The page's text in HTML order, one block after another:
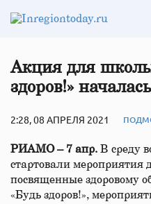
Акция для
здоров!»
2:28, 08 АПРЕЛЯ 2021
РИАМО – 7 апр. В среду
стартовали мероприятия
посвященные здоровому
«Будь здоров!»,